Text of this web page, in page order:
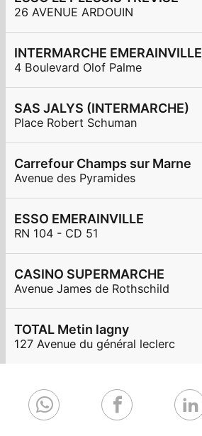
26 AVENUE ARDOUIN
INTERMARCHE EMERAINVILLE
4 Boulevard Olof Palme
SAS JALYS (INTERMARCHE)
Place Robert Schuman
Carrefour Champs sur Marne
Avenue des Pyramides
ESSO EMERAINVILLE
RN 104 - CD 51
CASINO SUPERMARCHE
Avenue James de Rothschild
TOTAL Metin lagny
127 Avenue du général leclerc